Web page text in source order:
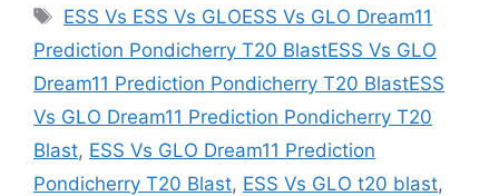
Tags
ESS Vs ESS Vs GLOESS Vs GLO Dream11
Prediction Pondicherry T20 BlastESS Vs GLO
Dream11 Prediction Pondicherry T20 BlastESS
Vs GLO Dream11 Prediction Pondicherry T20
Blast, ESS Vs GLO Dream11 Prediction
Pondicherry T20 Blast, ESS Vs GLO t20 blast,